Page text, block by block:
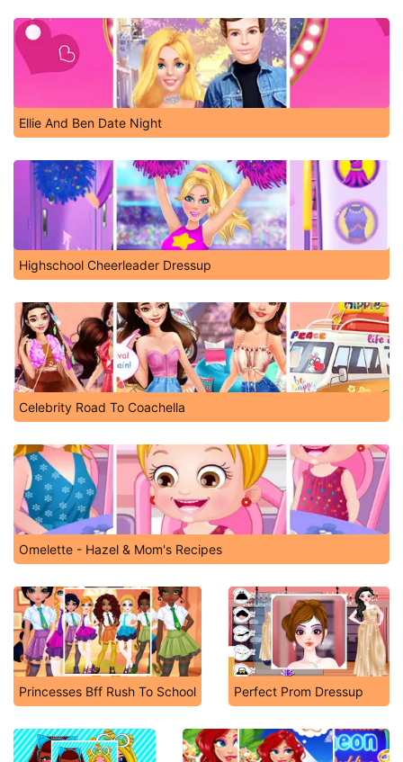
Ellie And Ben Date Night
Highschool Cheerleader Dressup
Celebrity Road To Coachella
Omelette - Hazel & Mom's Recipes
Princesses Bff Rush To School Perfect Prom Dressup